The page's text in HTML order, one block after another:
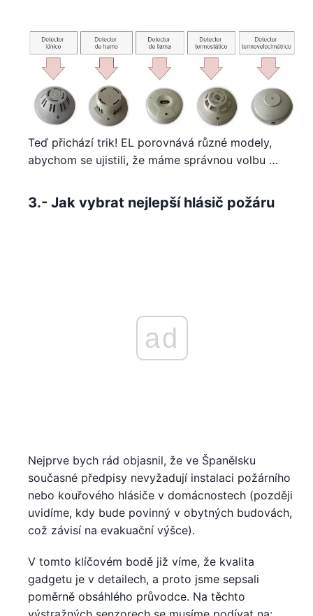
Teď přichází trik! EL porovnává různé modely,
abychom se ujistili, že máme správnou volbu …
3.- Jak vybrat nejlepší hlásič požáru
ad
Nejprve bych rád objasnil, že ve Španělsku
současné předpisy nevyžadují instalaci požárního
nebo kouřového hlásiče v domácnostech (později
uvidíme, kdy bude povinný v obytných budovách,
což závisí na evakuační výšce).
V tomto klíčovém bodě již víme, že kvalita
gadgetu je v detailech, a proto jsme sepsali
poměrně obsáhlého průvodce. Na těchto